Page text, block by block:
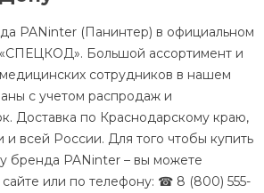
PANinter (Панинтер) в официальном
«СПЕЦКОД». Большой ассортимент и
сотрудников в нашем
с учетом распродаж и
Доставка по Краснодарскому краю,
и всей России. Для того чтобы купить
бренда PANinter – вы можете
сайте или по телефону: ☎ 8 (800) 555-